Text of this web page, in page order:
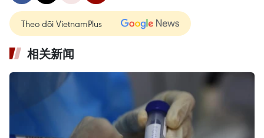
Theo dõi VietnamPlus
相关新闻